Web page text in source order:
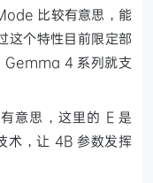
比较有意思，能
这个特性目前限定部
Gemma 4 系列就支
意思，这里的 E 是
术，让 4B 参数发挥